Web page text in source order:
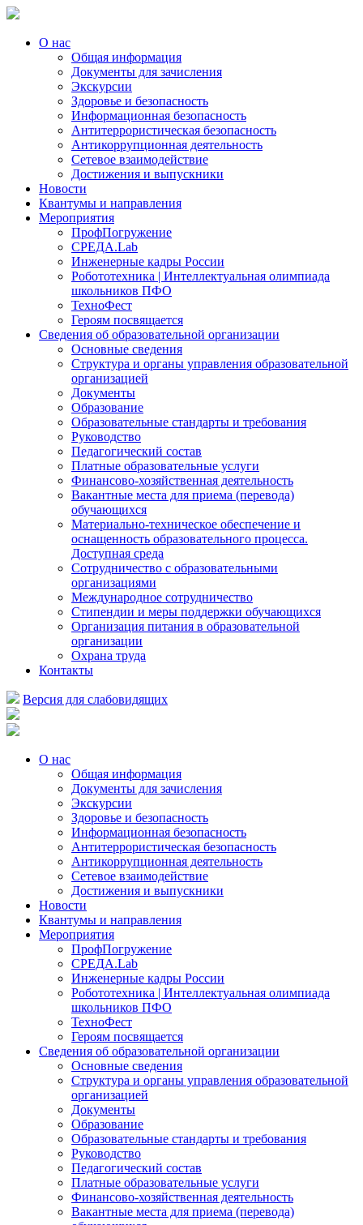
О нас
Общая информация
Документы для зачисления
Экскурсии
Здоровье и безопасность
Информационная безопасность
Антитеррористическая безопасность
Антикоррупционная деятельность
Сетевое взаимодействие
Достижения и выпускники
Новости
Квантумы и направления
Мероприятия
ПрофПогружение
СРЕДА.Lab
Инженерные кадры России
Робототехника | Интеллектуальная олимпиада
школьников ПФО
ТехноФест
Героям посвящается
Сведения об образовательной организации
Основные сведения
Структура и органы управления образовательной
организацией
Документы
Образование
Образовательные стандарты и требования
Руководство
Педагогический состав
Платные образовательные услуги
Финансово-хозяйственная деятельность
Вакантные места для приема (перевода)
обучающихся
Материально-техническое обеспечение и
оснащенность образовательного процесса.
Доступная среда
Сотрудничество с образовательными
организациями
Международное сотрудничество
Стипендии и меры поддержки обучающихся
Организация питания в образовательной
организации
Охрана труда
Контакты
Версия для слабовидящих
О нас
Общая информация
Документы для зачисления
Экскурсии
Здоровье и безопасность
Информационная безопасность
Антитеррористическая безопасность
Антикоррупционная деятельность
Сетевое взаимодействие
Достижения и выпускники
Новости
Квантумы и направления
Мероприятия
ПрофПогружение
СРЕДА.Lab
Инженерные кадры России
Робототехника | Интеллектуальная олимпиада
школьников ПФО
ТехноФест
Героям посвящается
Сведения об образовательной организации
Основные сведения
Структура и органы управления образовательной
организацией
Документы
Образование
Образовательные стандарты и требования
Руководство
Педагогический состав
Платные образовательные услуги
Финансово-хозяйственная деятельность
Вакантные места для приема (перевода)